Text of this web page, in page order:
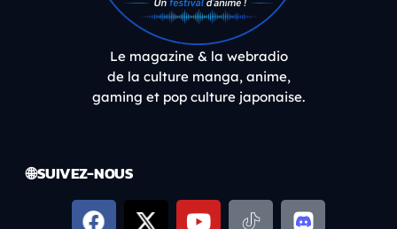
Le magazine & la webradio
de la culture manga, anime,
gaming et pop culture japonaise.
🌐 SUIVEZ-NOUS